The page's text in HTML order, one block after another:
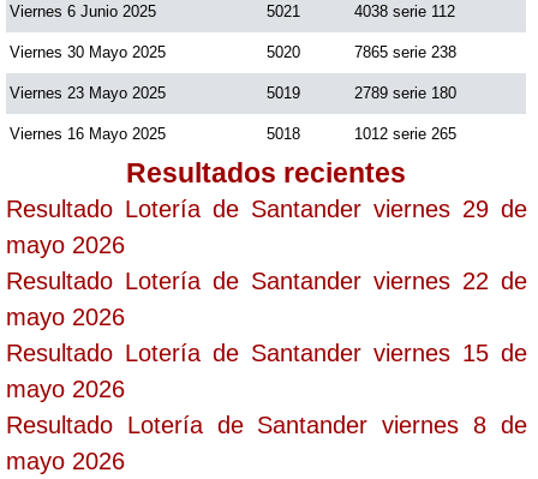
Viernes 6 Junio 2025 5021 4038 serie 112
Viernes 30 Mayo 2025 5020 7865 serie 238
Viernes 23 Mayo 2025 5019 2789 serie 180
Viernes 16 Mayo 2025 5018 1012 serie 265
Resultados recientes
Resultado Lotería de Santander viernes 29 de
mayo 2026
Resultado Lotería de Santander viernes 22 de
mayo 2026
Resultado Lotería de Santander viernes 15 de
mayo 2026
Resultado Lotería de Santander viernes 8 de
mayo 2026